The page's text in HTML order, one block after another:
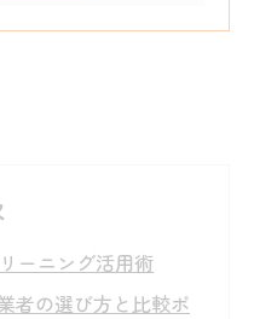
ーニング活用術
者の選び方と比較ポ